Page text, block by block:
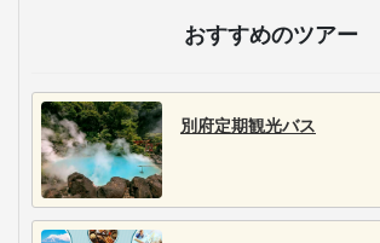
おすすめのツアー
別府定期観光バス